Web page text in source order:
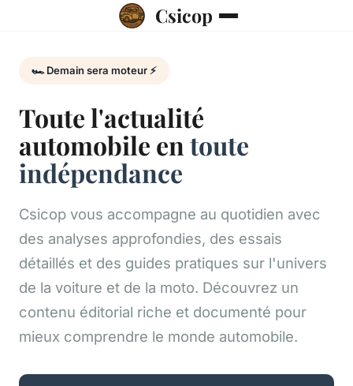
Csicop
🏎️ Demain sera moteur ⚡
Toute l'actualité
automobile en toute
indépendance
Csicop vous accompagne au quotidien avec
des analyses approfondies, des essais
détaillés et des guides pratiques sur l'univers
de la voiture et de la moto. Découvrez un
contenu éditorial riche et documenté pour
mieux comprendre le monde automobile.